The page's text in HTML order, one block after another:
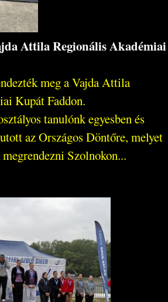
Attila Regionális Akadémiai
meg a Vajda Attila
Kupát Faddon.
tanulónk egyesben és
az Országos Döntőre, melyet
Szolnokon...